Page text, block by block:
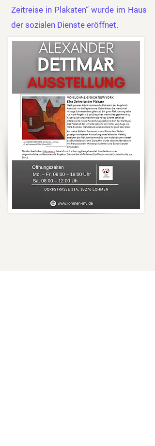
Zeitreise in Plakaten“ wurde im Haus
der sozialen Dienste eröffnet.